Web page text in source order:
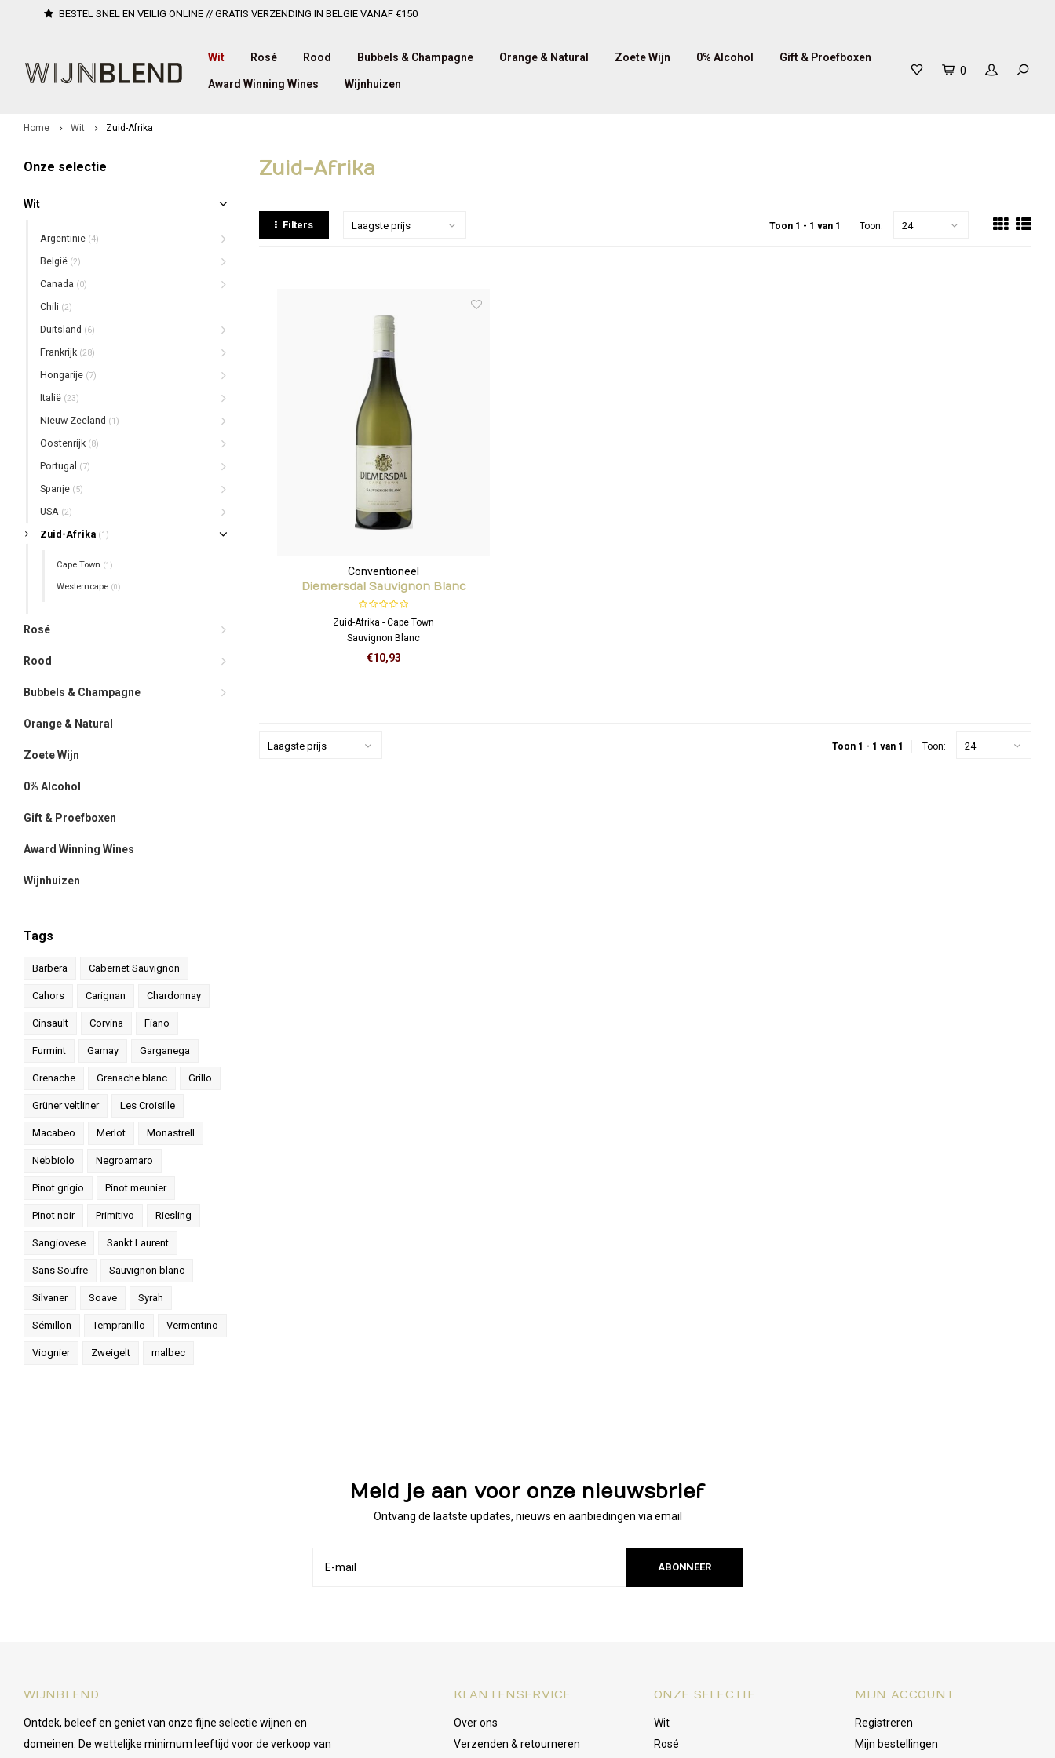
BESTEL SNEL EN VEILIG ONLINE // GRATIS VERZENDING IN BELGIË VANAF €150
Wit Rosé Rood Bubbels & Champagne Orange & Natural Zoete Wijn 0% Alcohol Gift & Proefboxen
Award Winning Wines Wijnhuizen
0
Home Wit Zuid-Afrika
Onze selectie
Wit
Argentinië (4)
België (2)
Canada (0)
Chili (2)
Duitsland (6)
Frankrijk (28)
Hongarije (7)
Italië (23)
Nieuw Zeeland (1)
Oostenrijk (8)
Portugal (7)
Spanje (5)
USA (2)
Zuid-Afrika (1)
Cape Town (1)
Westerncape (0)
Rosé
Rood
Bubbels & Champagne
Orange & Natural
Zoete Wijn
0% Alcohol
Gift & Proefboxen
Award Winning Wines
Wijnhuizen
Tags
Barbera Cabernet Sauvignon
Cahors Carignan Chardonnay
Cinsault Corvina Fiano
Furmint Gamay Garganega
Grenache Grenache blanc Grillo
Grüner veltliner Les Croisille
Macabeo Merlot Monastrell
Nebbiolo Negroamaro
Pinot grigio Pinot meunier
Pinot noir Primitivo Riesling
Sangiovese Sankt Laurent
Sans Soufre Sauvignon blanc
Silvaner Soave Syrah
Sémillon Tempranillo Vermentino
Viognier Zweigelt malbec
Zuid-Afrika
Filters Laagste prijs Toon 1 - 1 van 1 Toon: 24
Conventioneel
Diemersdal Sauvignon Blanc
Zuid-Afrika - Cape Town
Sauvignon Blanc
€10,93
Laagste prijs Toon 1 - 1 van 1 Toon: 24
Meld je aan voor onze nieuwsbrief
Ontvang de laatste updates, nieuws en aanbiedingen via email
ABONNEER
WIJNBLEND
Ontdek, beleef en geniet van onze fijne selectie wijnen en
domeinen. De wettelijke minimum leeftijd voor de verkoop van
KLANTENSERVICE
Over ons
Verzenden & retourneren
ONZE SELECTIE
Wit
Rosé
MIJN ACCOUNT
Registreren
Mijn bestellingen